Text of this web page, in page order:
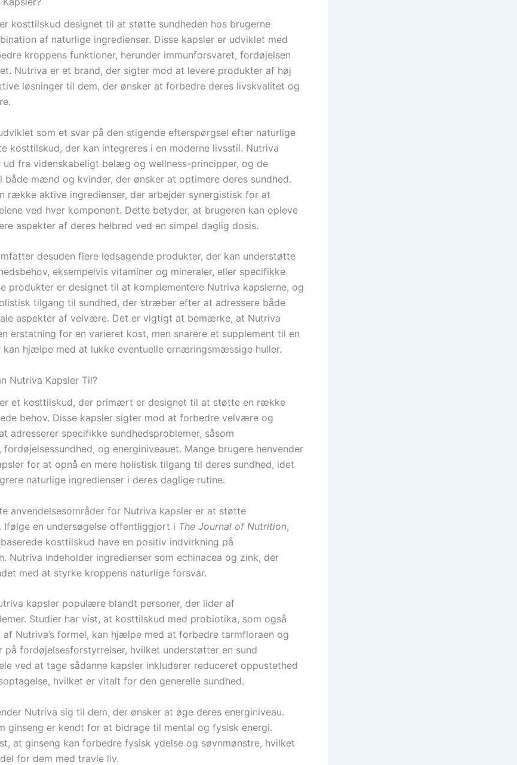
kosttilskud designet til at støtte sundheden hos brugerne
af naturlige ingredienser. Disse kapsler er udviklet med
kroppens funktioner, herunder immunforsvaret, fordøjelsen
Nutriva er et brand, der sigter mod at levere produkter af høj
løsninger til dem, der ønsker at forbedre deres livskvalitet og
som et svar på den stigende efterspørgsel efter naturlige
kosttilskud, der kan integreres i en moderne livsstil. Nutriva
ud fra videnskabeligt belæg og wellness-principper, og de
både mænd og kvinder, der ønsker at optimere deres sundhed.
række aktive ingredienser, der arbejder synergistisk for at
ved hver komponent. Dette betyder, at brugeren kan opleve
aspekter af deres helbred ved en simpel daglig dosis.
desuden flere ledsagende produkter, der kan understøtte
eksempelvis vitaminer og mineraler, eller specifikke
produkter er designet til at komplementere Nutriva kapslerne, og
tilgang til sundhed, der stræber efter at adressere både
aspekter af velvære. Det er vigtigt at bemærke, at Nutriva
erstatning for en varieret kost, men snarere et supplement til en
kan hjælpe med at lukke eventuelle ernæringsmæssige huller.
Nutriva Kapsler Til?
et kosttilskud, der primært er designet til at støtte en række
behov. Disse kapsler sigter mod at forbedre velvære og
adresserer specifikke sundhedsproblemer, såsom
fordøjelsessundhed, og energiniveauet. Mange brugere henvender
for at opnå en mere holistisk tilgang til deres sundhed, idet
naturlige ingredienser i deres daglige rutine.
anvendelsesområder for Nutriva kapsler er at støtte
Ifølge en undersøgelse offentliggjort i The Journal of Nutrition,
kosttilskud have en positiv indvirkning på
Nutriva indeholder ingredienser som echinacea og zink, der
med at styrke kroppens naturlige forsvar.
kapsler populære blandt personer, der lider af
Studier har vist, at kosttilskud med probiotika, som også
Nutriva’s formel, kan hjælpe med at forbedre tarmfloraen og
på fordøjelsesforstyrrelser, hvilket understøtter en sund
ved at tage sådanne kapsler inkluderer reduceret oppustethed
hvilket er vitalt for den generelle sundhed.
Nutriva sig til dem, der ønsker at øge deres energiniveau.
ginseng er kendt for at bidrage til mental og fysisk energi.
at ginseng kan forbedre fysisk ydelse og søvnmønstre, hvilket
for dem med travle liv.